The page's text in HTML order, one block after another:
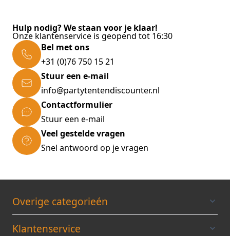
Hulp nodig? We staan voor je klaar!
Onze klantenservice is geopend tot 16:30
Bel met ons
+31 (0)76 750 15 21
Stuur een e-mail
info@partytentendiscounter.nl
Contactformulier
Stuur een e-mail
Veel gestelde vragen
Snel antwoord op je vragen
Overige categorieén
Klantenservice